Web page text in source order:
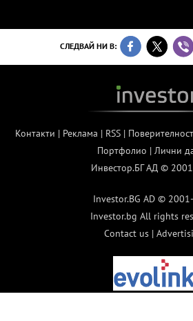
СЛЕДВАЙ НИ В:
Контакти | Реклама | RSS| Поверителност
Портфолио | Лични
Инвестор.БГ АД ©
Investor.BG AD ©
Investor.bg All rights
Contact us |